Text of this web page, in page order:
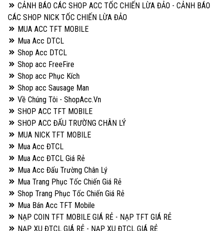
CẢNH BÁO CÁC SHOP ACC TỐC CHIẾN LỪA ĐẢO - CẢNH BÁO
CÁC SHOP NICK TỐC CHIẾN LỪA ĐẢO
MUA ACC TFT MOBILE
Mua Acc DTCL
Shop Acc DTCL
Shop acc FreeFire
Shop acc Phục Kích
Shop acc Sausage Man
Về Chúng Tôi - ShopAcc.Vn
SHOP ACC TFT MOBILE
SHOP ACC ĐẤU TRƯỜNG CHÂN LÝ
MUA NICK TFT MOBILE
Mua Acc ĐTCL
Mua Acc ĐTCL Giá Rẻ
Mua Acc Đấu Trường Chân Lý
Mua Trang Phục Tốc Chiến Giá Rẻ
Shop Trang Phục Tốc Chiến Giá Rẻ
Mua Bán Acc TFT Mobile
NẠP COIN TFT MOBILE GIÁ RẺ - NẠP TFT GIÁ RẺ
NẠP XU ĐTCL GIÁ RẺ - NẠP XU ĐTCL GIÁ RẺ